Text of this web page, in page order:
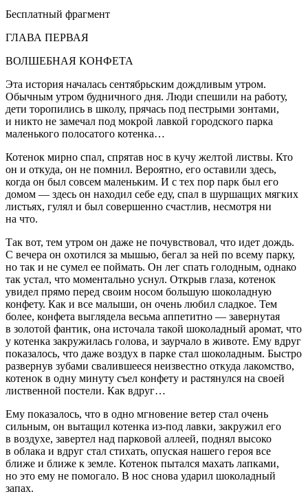
Бесплатный фрагмент
ГЛАВА ПЕРВАЯ
ВОЛШЕБНАЯ КОНФЕТА
Эта история началась сентябрьским дождливым утром.
Обычным утром будничного дня. Люди спешили на работу,
дети торопились в школу, прячась под пестрыми зонтами,
и никто не замечал под мокрой лавкой городского парка
маленького полосатого котенка…
Котенок мирно спал, спрятав нос в кучу желтой листвы. Кто
он и откуда, он не помнил. Вероятно, его оставили здесь,
когда он был совсем маленьким. И с тех пор парк был его
домом — здесь он находил себе еду, спал в шуршащих мягких
листьях, гулял и был совершенно счастлив, несмотря ни
на что.
Так вот, тем утром он даже не почувствовал, что идет дождь.
С вечера он охотился за мышью, бегал за ней по всему парку,
но так и не сумел ее поймать. Он лег спать голодным, однако
так устал, что моментально уснул. Открыв глаза, котенок
увидел прямо перед своим носом большую шоколадную
конфету. Как и все малыши, он очень любил сладкое. Тем
более, конфета выглядела весьма аппетитно — завернутая
в золотой фантик, она источала такой шоколадный аромат, что
у котенка закружилась голова, и заурчало в животе. Ему вдруг
показалось, что даже воздух в парке стал шоколадным. Быстро
развернув зубами свалившееся неизвестно откуда лакомство,
котенок в одну минуту съел конфету и растянулся на своей
лиственной постели. Как вдруг…
Ему показалось, что в одно мгновение ветер стал очень
сильным, он вытащил котенка из-под лавки, закружил его
в воздухе, завертел над парковой аллеей, поднял высоко
в облака и вдруг стал стихать, опуская нашего героя все
ближе и ближе к земле. Котенок пытался махать лапками,
но это ему не помогало. В нос снова ударил шоколадный
запах.